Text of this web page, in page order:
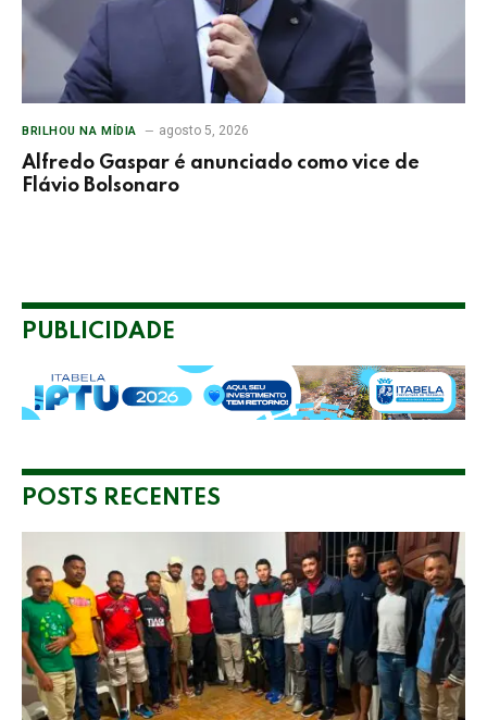
BRILHOU NA MÍDIA agosto 5, 2026
Alfredo Gaspar é anunciado como vice de
Flávio Bolsonaro
PUBLICIDADE
POSTS RECENTES